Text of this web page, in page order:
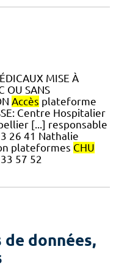
MISE À
OU SANS
Accès plateforme
Centre Hospitalier
[...] responsable
26 41 Nathalie
plateformes CHU
57 52
données,